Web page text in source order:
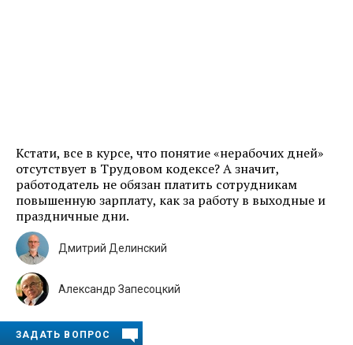
Кстати, все в курсе, что понятие «нерабочих дней»
отсутствует в Трудовом кодексе? А значит,
работодатель не обязан платить сотрудникам
повышенную зарплату, как за работу в выходные и
праздничные дни.
Дмитрий Делинский
Александр Запесоцкий
ЗАДАТЬ ВОПРОС